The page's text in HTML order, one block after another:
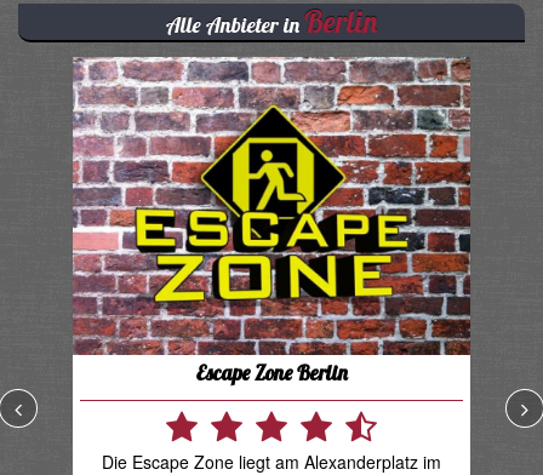
Alle Anbieter inBerlin
Escape Zone Berlin
Die Escape Zone liegt am Alexanderplatz im